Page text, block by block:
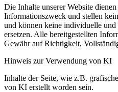
Die Inhalte unserer Website
Informationszweck und stellen
und können keine individuelle
ersetzen. Alle bereitgestellten
Gewähr auf Richtigkeit,
Hinweis zur Verwendung von KI
Inhalte der Seite, wie z.B.
von KI erstellt worden sein.